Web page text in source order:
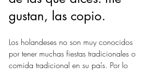
gustan, las copio.
Los holandeses no son muy conocidos
por tener muchas fiestas tradicionales o
comida tradicional en su país. Por lo